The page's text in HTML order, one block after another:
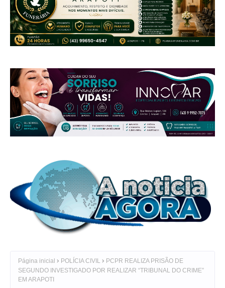
Página inicial POLÍCIA CIVIL
PCPR REALIZA PRISÃO DE
SEGUNDO INVESTIGADO POR REALIZAR “TRIBUNAL DO CRIME”
EM ARAPOTI